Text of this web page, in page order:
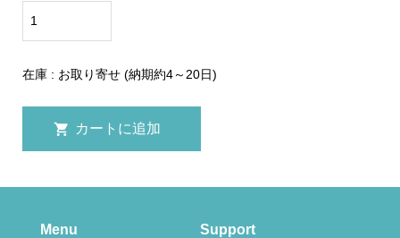
在庫 : お取り寄せ (納期約4～20日)
Menu Support